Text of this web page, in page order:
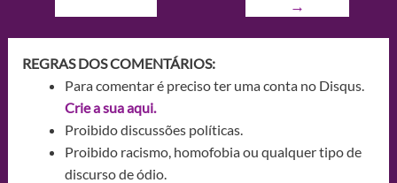
→
REGRAS DOS COMENTÁRIOS:
Para comentar é preciso ter uma conta no Disqus.
Crie a sua aqui.
Proibido discussões políticas.
Proibido racismo, homofobia ou qualquer tipo de
discurso de ódio.